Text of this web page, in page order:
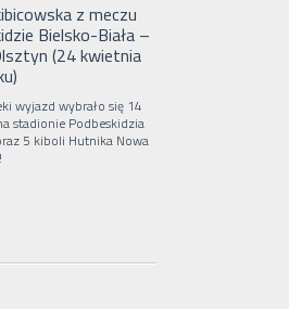
z meczu
Bielsko-Biała –
(24 kwietnia
wyjazd wybrało się 14
stadionie Podbeskidzia
5 kiboli Hutnika Nowa